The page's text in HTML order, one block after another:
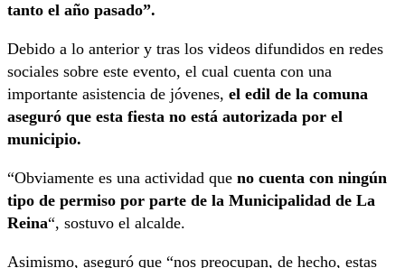
tanto el año pasado”.
Debido a lo anterior y tras los videos difundidos en redes
sociales sobre este evento, el cual cuenta con una
importante asistencia de jóvenes, el edil de la comuna
aseguró que esta fiesta no está autorizada por el
municipio.
“Obviamente es una actividad que no cuenta con ningún
tipo de permiso por parte de la Municipalidad de La
Reina“, sostuvo el alcalde.
Asimismo, aseguró que “nos preocupan, de hecho, estas